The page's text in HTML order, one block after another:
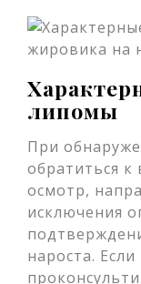
липомы
При
обратиться
осмотр,
исключения
нароста.